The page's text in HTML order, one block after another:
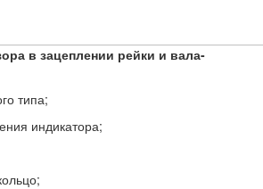
в зацеплении рейки и вала-
типа;
индикатора;